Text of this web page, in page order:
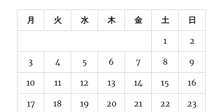
月 火 水 木 金 土 日
1 2
3 4 5 6 7 8 9
10 11 12 13 14 15 16
17 18 19 20 21 22 23